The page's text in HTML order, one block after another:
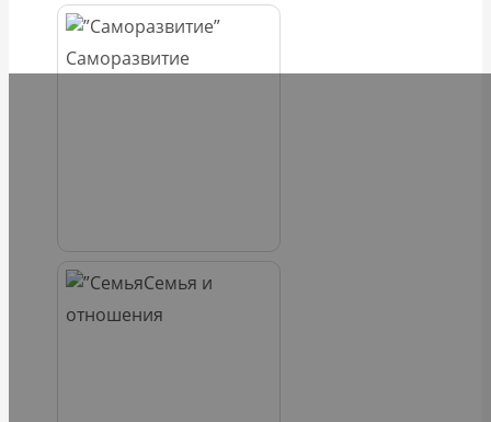
Саморазвитие
Семья и
отношения